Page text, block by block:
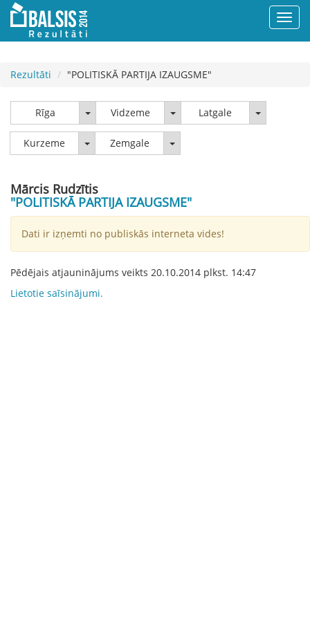
Rezultāti "POLITISKĀ PARTIJA IZAUGSME"
Rīga Rīga Vidzeme VidzemeLatgale Latgale
Kurzeme KurzemeZemgale Zemgale
Mārcis Rudzītis
"POLITISKĀ PARTIJA IZAUGSME"
Dati ir izņemti no publiskās interneta vides!
Pēdējais atjauninājums veikts 20.10.2014 plkst. 14:47
Lietotie saīsinājumi.